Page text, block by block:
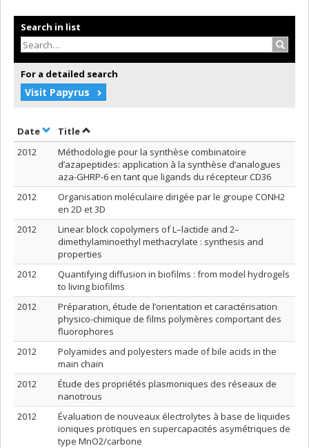
Search in list
For a detailed search
Visit Papyrus
DateSort by date in ascending order
TitleSort by title in ascending order
2012
Méthodologie pour la synthèse combinatoire
d’azapeptides: application à la synthèse d’analogues
aza-GHRP-6 en tant que ligands du récepteur CD36
2012
Organisation moléculaire dirigée par le groupe CONH2
en 2D et 3D
2012
Linear block copolymers of L–lactide and 2–
dimethylaminoethyl methacrylate : synthesis and
properties
2012
Quantifying diffusion in biofilms : from model hydrogels
to living biofilms
2012
Préparation, étude de l’orientation et caractérisation
physico-chimique de films polymères comportant des
fluorophores
2012
Polyamides and polyesters made of bile acids in the
main chain
2012
Étude des propriétés plasmoniques des réseaux de
nanotrous
2012
Évaluation de nouveaux électrolytes à base de liquides
ioniques protiques en supercapacités asymétriques de
type MnO2/carbone